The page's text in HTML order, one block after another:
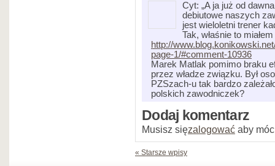
Cyt: „A ja już od
debiutowe naszych
jest wieloletni trener
Tak, właśnie to
http://
page-1/#comment-10936
Marek Matlak pomimo braku
przez władze związku. Był
PZSzach-u tak bardzo
polskich zawodniczek?
Dodaj komentarz
Musisz sięzalogować aby
« Starsze wpisy